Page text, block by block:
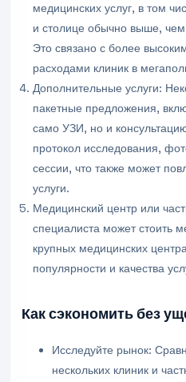
медицинских услуг, в том
и столице обычно выше,
Это связано с более
расходами клиник в
Дополнительные услуги:
пакетные предложения,
само УЗИ, но и
протокол исследования,
сессии, что также может
услуги.
Медицинский центр или
специалиста может стоить
крупных медицинских
популярности и качества
Как сэкономить без
Исследуйте рынок:
нескольких клиник и